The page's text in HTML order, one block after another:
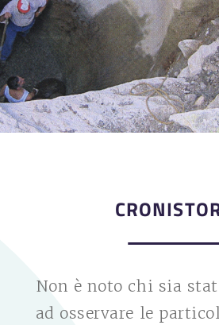
Non è noto chi sia
ad osservare le